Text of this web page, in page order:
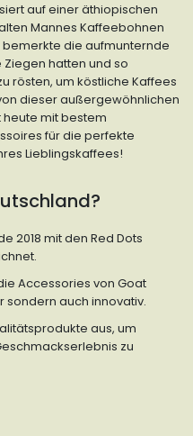
auf einer äthiopischen
Mannes Kaffeebohnen
die aufmunternde
hatten und so
rösten, um köstliche Kaffees
dieser außergewöhnlichen
mit bestem
für die perfekte
Lieblingskaffees!
2018 mit den Red Dots
Accessories von Goat
sondern auch innovativ.
aus, um
zu